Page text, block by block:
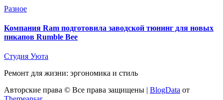
Разное
Компания Ram подготовила заводской тюнинг для новых
пикапов Rumble Bee
Студия Уюта
Ремонт для жизни: эргономика и стиль
Авторские права © Все права защищены | BlogData от